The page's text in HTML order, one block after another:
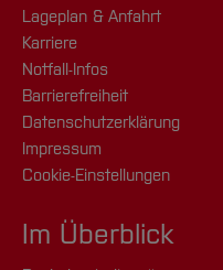
Lageplan & Anfahrt
Karriere
Notfall-Infos
Barrierefreiheit
Datenschutzerklärung
Impressum
Cookie-Einstellungen
Im Überblick